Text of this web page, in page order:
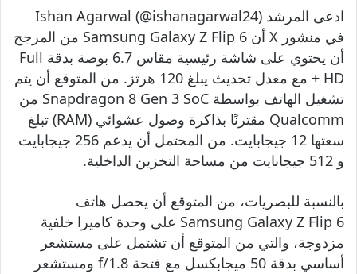
ادعى المرشد Ishan Agarwal (@ishanagarwal24)
في منشور X أن Samsung Galaxy Z Flip 6 من المرجح
أن يحتوي على شاشة رئيسية مقاس 6.7 بوصة بدقة Full
HD + مع معدل تحديث يبلغ 120 هرتز. من المتوقع أن يتم
تشغيل الهاتف بواسطة Snapdragon 8 Gen 3 SoC من
Qualcomm مقترنًا بذاكرة وصول عشوائي (RAM) تبلغ
سعتها 12 جيجابايت. من المحتمل أن يدعم 256 جيجابايت
و 512 جيجابايت من مساحة التخزين الداخلية.
بالنسبة للبصريات، من المتوقع أن يحصل هاتف
Samsung Galaxy Z Flip 6 على وحدة كاميرا خلفية
مزدوجة، والتي من المتوقع أن تشتمل على مستشعر
أساسي بدقة 50 ميجابكسل مع فتحة f/1.8 ومستشعر